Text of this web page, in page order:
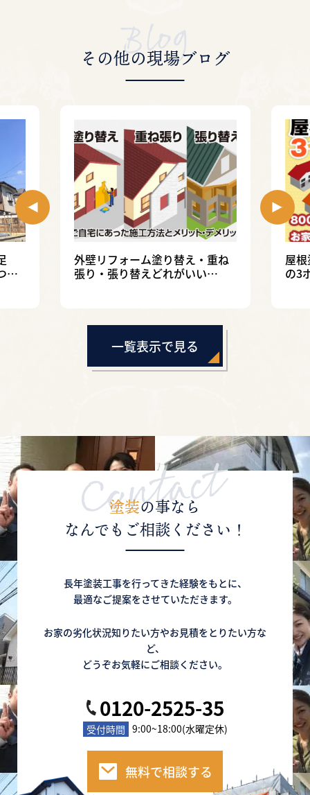
その他の現場ブログ
い
外壁リフォーム塗り替え・重ね
張り・張り替えどれがいい
屋
の3
一覧表示で見る
塗装の事なら
なんでもご相談ください！
長年塗装工事を行ってきた経験をもとに、
最適なご提案をさせていただきます。
お家の劣化状況知りたい方やお見積をとりたい方な
ど、
どうぞお気軽にご相談ください。
0120-2525-35
受付時間 9:00~18:00(水曜定休)
無料で相談する